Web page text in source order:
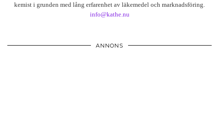
kemist i grunden med lång erfarenhet av läkemedel och marknadsföring.
info@kathe.nu
ANNONS